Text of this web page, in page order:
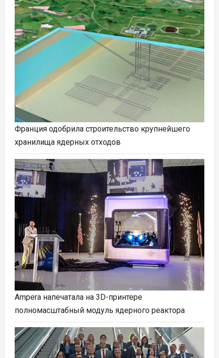
Франция одобрила строительство крупнейшего
хранилища ядерных отходов
Ampera напечатала на 3D-принтере
полномасштабный модуль ядерного реактора